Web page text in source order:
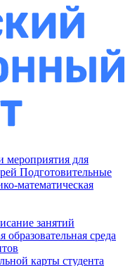
мероприятия для
Подготовительные
математическая
занятий
образовательная среда
карты студента